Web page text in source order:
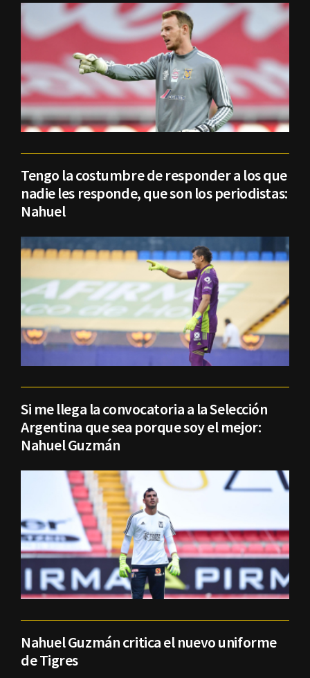
Tengo la costumbre de responder a los que
nadie les responde, que son los periodistas:
Nahuel
Si me llega la convocatoria a la Selección
Argentina que sea porque soy el mejor:
Nahuel Guzmán
Nahuel Guzmán critica el nuevo uniforme
de Tigres